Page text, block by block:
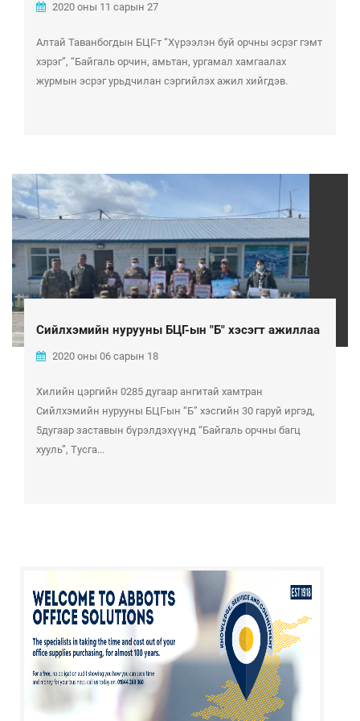
2020 оны 11 сарын 27
Алтай Таванбогдын БЦГ-т “Хүрээлэн буй орчны эсрэг гэмт
хэрэг”, “Байгаль орчин, амьтан, ургамал хамгаалах
журмын эсрэг урьдчилан сэргийлэх ажил хийгдэв.
Сийлхэмийн нурууны БЦГ-ын "Б" хэсэгт ажиллаа
2020 оны 06 сарын 18
Хилийн цэргийн 0285 дугаар ангитай хамтран
Сийлхэмийн нурууны БЦГ-ын “Б” хэсгийн 30 гаруй иргэд,
5дугаар заставын бүрэлдэхүүнд “Байгаль орчны багц
хууль”, Тусга...